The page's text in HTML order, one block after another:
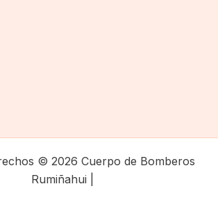
© 2026 Cuerpo de Bomberos
Rumiñahui |